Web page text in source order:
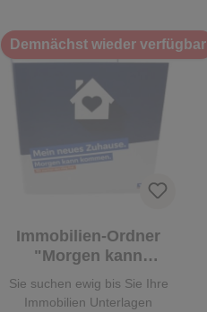
Demnächst wieder verfügbar
Immobilien-Ordner
"Morgen kann
kommen" Neues
Design
Sie suchen ewig bis Sie Ihre
Immobilien Unterlagen